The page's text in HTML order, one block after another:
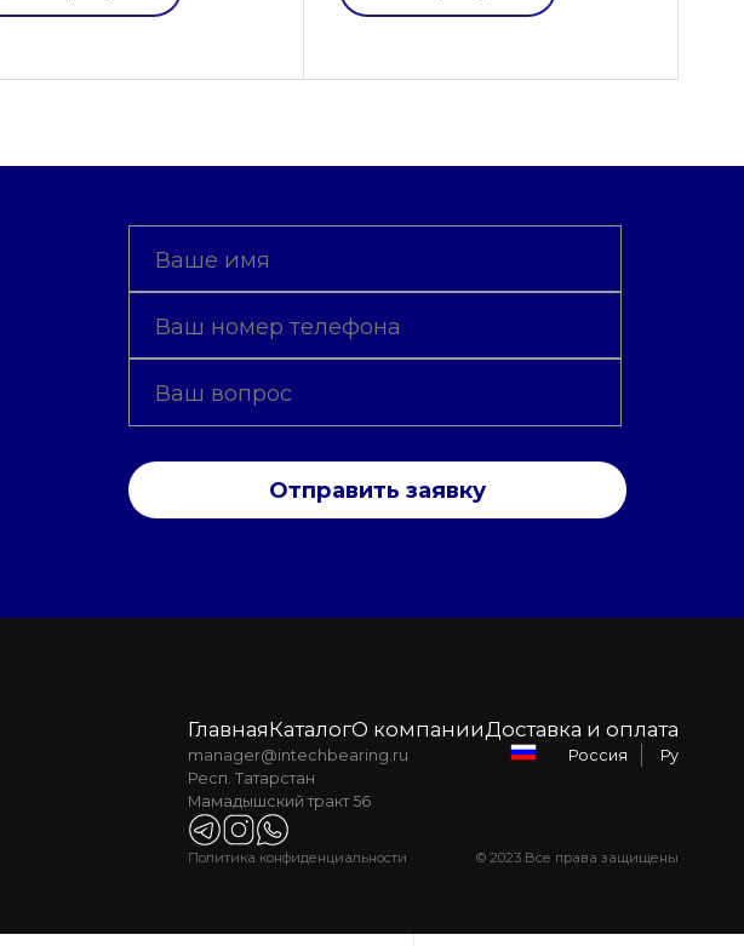
Отправить заявку
ГлавнаяКаталогО компанииДоставка и оплата
manager@intechbearing.ru
Респ. Татарстан
Мамадышский тракт 56
Россия Ру
Политика конфиденциальности © 2023 Все права защищены